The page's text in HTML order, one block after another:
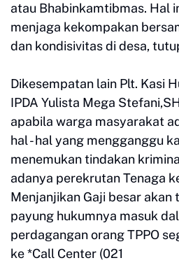
atau Bhabinkamtibmas. Hal
menjaga kekompakan
dan kondisivitas di desa,
Dikesempatan lain Plt. Kasi
IPDA Yulista Mega
apabila warga masyarakat
hal - hal yang mengganggu
menemukan tindakan
adanya perekrutan Tenaga
Menjanjikan Gaji besar akan
payung hukumnya masuk
perdagangan orang TPPO
ke *Call Center (021